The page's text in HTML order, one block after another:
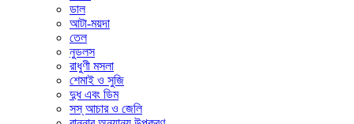
ডাল
আটা-ময়দা
তেল
নুডলস
রাধুণী মসলা
শেমাই ও সুজি
দুধ এবং ডিম
সস্ আচার ও জেলি